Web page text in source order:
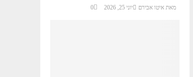
מאת איטו אבירם יוני 25, 2026 0